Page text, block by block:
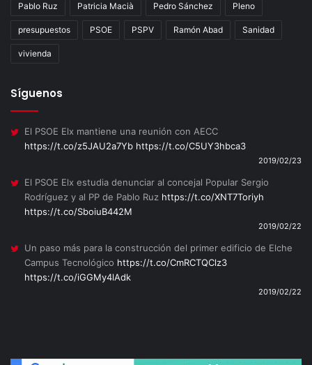
Pablo Ruz Patricia Macià Pedro Sánchez Pleno
presupuestos PSOE PSPV Ramón Abad Sanidad
vivienda
Síguenos
El PSOE Elx mantiene una reunión con AECC
https://t.co/z5JAU2a7Yb https://t.co/C5UY3hbca3
2019/02/23
El PSOE Elx estudia denunciar al concejal Popular Sergio
Rodríguez y al PP de Pablo Ruz https://t.co/XNT7Toriyh
https://t.co/SboiuB442M
2019/02/22
Un paso más para la construcción del primer edificio de Elche
Campus Tecnológico https://t.co/CmRCTQClz3
https://t.co/iGGMy4lAdk
2019/02/22